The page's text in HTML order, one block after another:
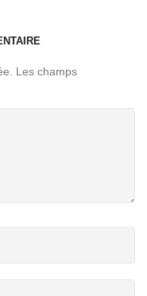
Les champs